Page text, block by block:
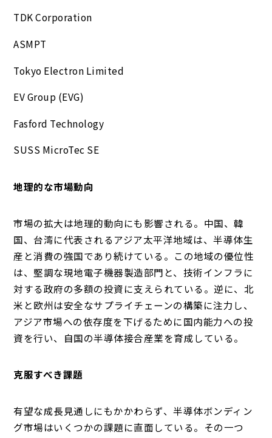
TDK Corporation
ASMPT
Tokyo Electron Limited
EV Group (EVG)
Fasford Technology
SUSS MicroTec SE
地理的な市場動向
市場の拡大は地理的動向にも影響される。中国、韓
国、台湾に代表されるアジア太平洋地域は、半導体生
産と消費の強国であり続けている。この地域の優位性
は、堅調な現地電子機器製造部門と、技術インフラに
対する政府の多額の投資に支えられている。逆に、北
米と欧州は安全なサプライチェーンの構築に注力し、
アジア市場への依存度を下げるために国内能力への投
資を行い、自国の半導体接合産業を育成している。
克服すべき課題
有望な成長見通しにもかかわらず、半導体ボンディン
グ市場はいくつかの課題に直面している。その一つ